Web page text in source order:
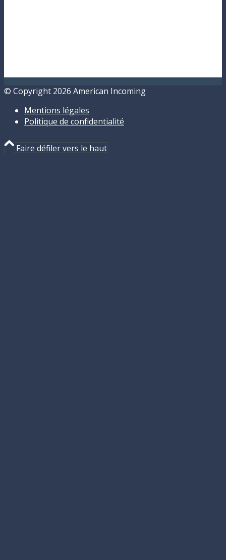
© Copyright 2026 American Incoming
Mentions légales
Politique de confidentialité
Faire défiler vers le haut